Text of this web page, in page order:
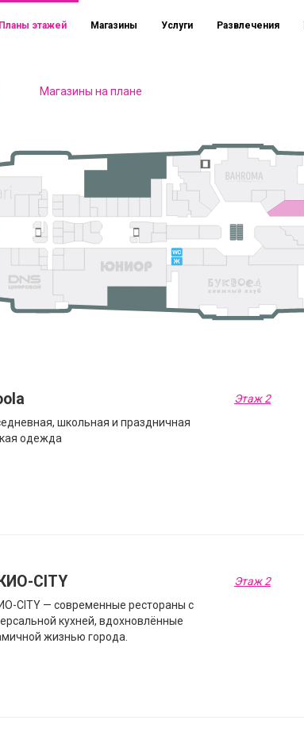
Планы этажей Магазины Услуги Развлечения
Магазины на плане
школьная и праздничная
одежда
Этаж 2
CITY
CITY — современные рестораны с
кухней, вдохновлённые
жизнью города.
Этаж 2